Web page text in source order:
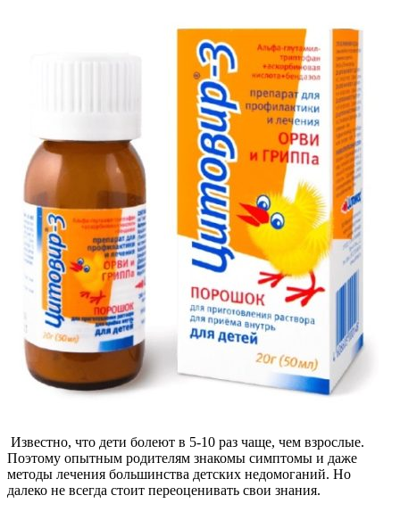
Известно, что дети болеют в 5-10 раз чаще, чем взрослые.
Поэтому опытным родителям знакомы симптомы и даже
методы лечения большинства детских недомоганий. Но
далеко не всегда стоит переоценивать свои знания.